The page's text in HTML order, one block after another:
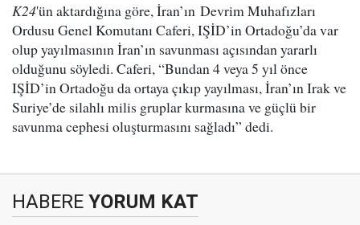
K24'ün aktardığına göre, İran’ın Devrim Muhafızları
Ordusu Genel Komutanı Caferi, IŞİD’in Ortadoğu’da var
olup yayılmasının İran’ın savunması açısından yararlı
olduğunu söyledi. Caferi, “Bundan 4 veya 5 yıl önce
IŞİD’in Ortadoğu da ortaya çıkıp yayılması, İran’ın Irak ve
Suriye’de silahlı milis gruplar kurmasına ve güçlü bir
savunma cephesi oluşturmasını sağladı” dedi.
HABERE YORUM KAT